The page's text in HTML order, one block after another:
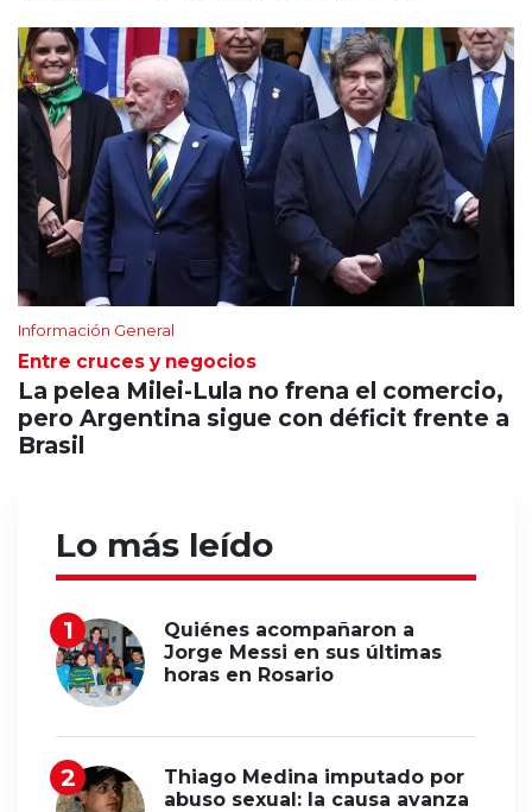
Información General
Entre cruces y negocios
La pelea Milei-Lula no frena el comercio,
pero Argentina sigue con déficit frente a
Brasil
Lo más leído
Quiénes acompañaron a
Jorge Messi en sus últimas
horas en Rosario
Thiago Medina imputado por
abuso sexual: la causa avanza